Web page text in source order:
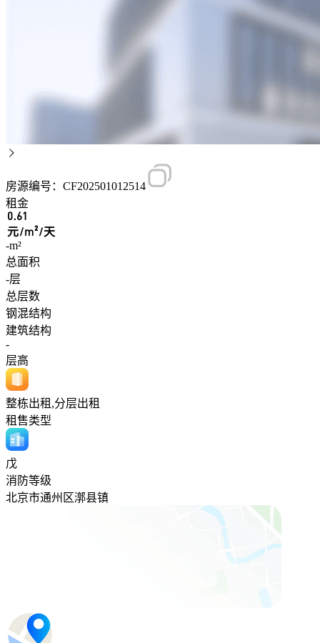
房源编号：CF202501012514
租金
0.61
元/m²/天
-m²
总面积
-层
总层数
钢混结构
建筑结构
-
层高
整栋出租,分层出租
租售类型
戊
消防等级
北京市通州区漷县镇